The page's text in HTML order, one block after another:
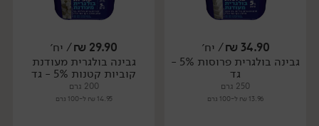
יח׳ יח׳
34.90
₪/ יח׳
גבינה בולגרית פרוסות 5% -
גד
250 גרם
13.96 ₪ ל-100 גרם
29.90
₪/ יח׳
גבינה בולגרית מעודנת
קוביות קטנות 5% - גד
200 גרם
14.95 ₪ ל-100 גרם